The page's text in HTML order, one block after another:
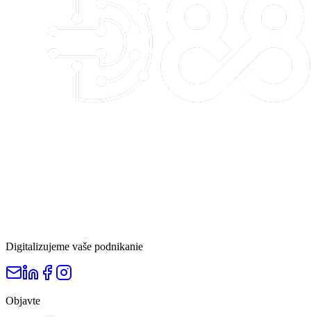
Digitalizujeme vaše podnikanie
Objavte